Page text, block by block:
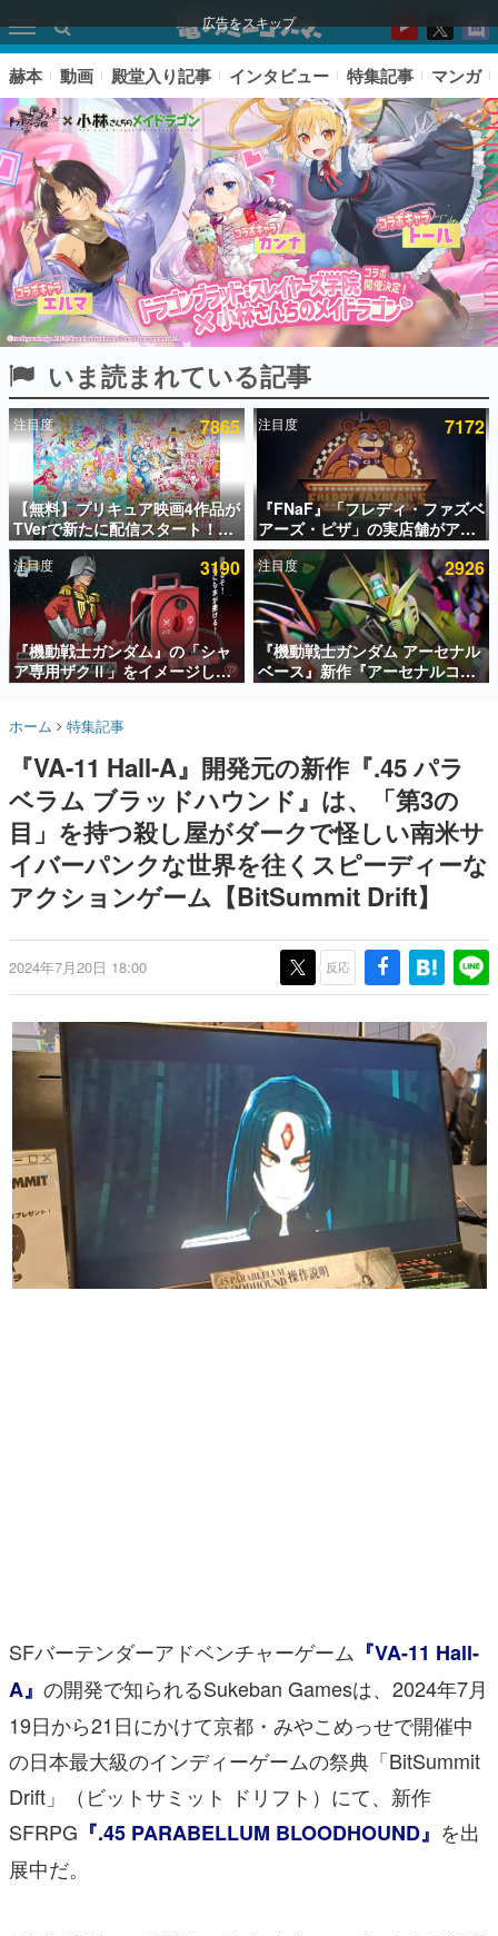
広告をスキップ
ピックアップ
電ファミのいま読まれている記事ランキング
アプリセール情報
インタビュー
連載・特集一覧
殿堂入り記事
SNS拡散数が数千以上！ ページビュー数万以上！ などな
ど。多くの人々に読まれた、電ファミ渾身の“殿堂入り”記
事をまとめました。
名作ゲームクリエイターの方々に製作時のエピソードをお
きます。
赫本
この物語を解いてはいけない。『赫本』は、〈試験問題〉
の形をした短編ホラー小説集です。
新世代に訊く
これからのデジタルゲーム市場を担う若きクリエイター達
ゲーム世代の作家たち
ゲームに多大な影響を受けた作家さんに取材し、ゲームが
画です。
日本モバイルゲーム産業史
日本のモバイルゲーム史における主要なトピック・タイト
ルを網羅するほか、開発者へのインタビューや識者による
解説を掲載。約20年の歴史が一望できる決定版！
若ゲのいたり〜ゲームクリエイターの青春〜
『うつヌケ』『ペンと箸』等で知られるマンガ家・田中圭
一先生によるゲーム業界レポートマンガです。
なんでゲームは面白い？
ゲーム開発者・hamatsu氏がゲームの魅力を画面や操作の
具体的な形から解き明かしていく、硬派で骨太な評論連載
その他
電ファミニコゲーマーとは？
運営：株式会社マレ
赫本 動画 殿堂入り記事 インタビュー 特集記事 マンガ
いま読まれている記事
注目度 7865
【無料】プリキュア映画4作品が
TVerで新たに配信スタート！な
んと2018年～2024年の映画ほぼ
すべてが見放題に、ぶっちゃけ
ありえないラインナップ
注目度 7172
『FNaF』「フレディ・ファズベ
アーズ・ピザ」の実店舗がアメ
リカの商業施設「American
Dream」に2027年オープン！
ScottGamesとの共同開発、食
事だけでなくステージショーや
没入型のホラー体験も楽しめる
注目度 3190
『機動戦士ガンダム』の「シャ
ア専用ザクⅡ」をイメージした
散水ホースリールが予約開始。
ークやジオン公国軍のエンブレ
注目度 2926
『機動戦士ガンダム アーセナル
ベース』新作『アーセナルコマ
ンダー』発表！8月28日からオ
ホーム 特集記事
『VA-11 Hall-A』開発元の新作『.45 パラ
ベラム ブラッドハウンド』は、「第3の
目」を持つ殺し屋がダークで怪しい南米サ
イバーパンクな世界を往くスピーディーな
アクションゲーム【BitSummit Drift】
2024年7月20日 18:00 反応
SFバーテンダーアドベンチャーゲーム 『VA-11 Hall-
A』 の開発で知られるSukeban Gamesは、2024年7月
19日から21日にかけて京都・みやこめっせで開催中
の日本最大級のインディーゲームの祭典「BitSummit
Drift」（ビットサミット ドリフト）にて、新作
SFRPG 『.45 PARABELLUM BLOODHOUND』 を出
展中だ。